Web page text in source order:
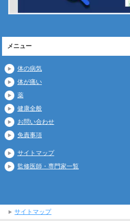
メニュー
体の病気
体が痛い
薬
健康全般
お問い合わせ
免責事項
サイトマップ
監修医師・専門家一覧
サイトマップ